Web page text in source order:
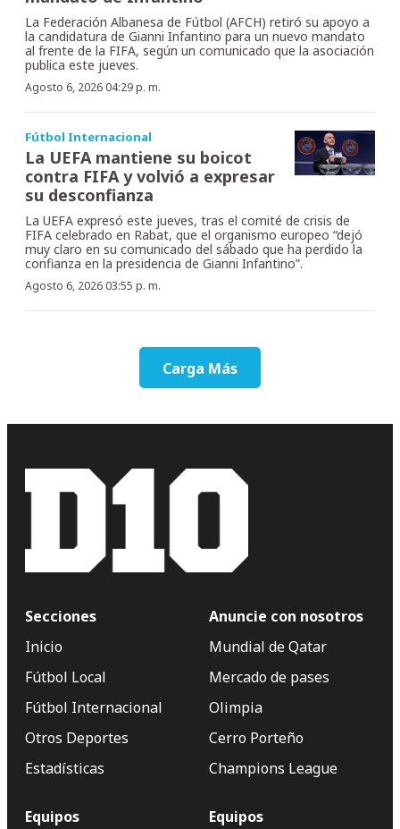
La Federación Albanesa de Fútbol (AFCH) retiró su apoyo a
la candidatura de Gianni Infantino para un nuevo mandato
al frente de la FIFA, según un comunicado que la asociación
publica este jueves.
Agosto 6, 2026 04:29 p. m.
Fútbol Internacional
La UEFA mantiene su boicot
contra FIFA y volvió a expresar
su desconfianza
La UEFA expresó este jueves, tras el comité de crisis de
FIFA celebrado en Rabat, que el organismo europeo “dejó
muy claro en su comunicado del sábado que ha perdido la
confianza en la presidencia de Gianni Infantino”.
Agosto 6, 2026 03:55 p. m.
Carga Más
Secciones
Inicio
Fútbol Local
Fútbol Internacional
Otros Deportes
Estadísticas
Anuncie con nosotros
Mundial de Qatar
Mercado de pases
Olimpia
Cerro Porteño
Champions League
Equipos Equipos